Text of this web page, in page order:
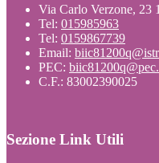
Via Carlo Verzone, 23
Tel: 015985963
Tel: 0159867739
Email:
PEC:
C.F.: 83002390025
Sezione Link Utili